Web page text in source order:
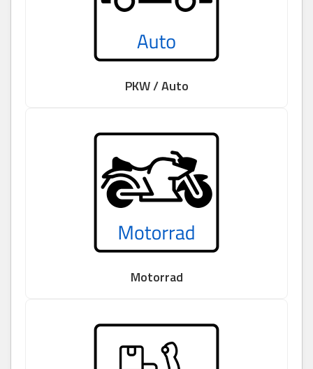
PKW / Auto
Motorrad